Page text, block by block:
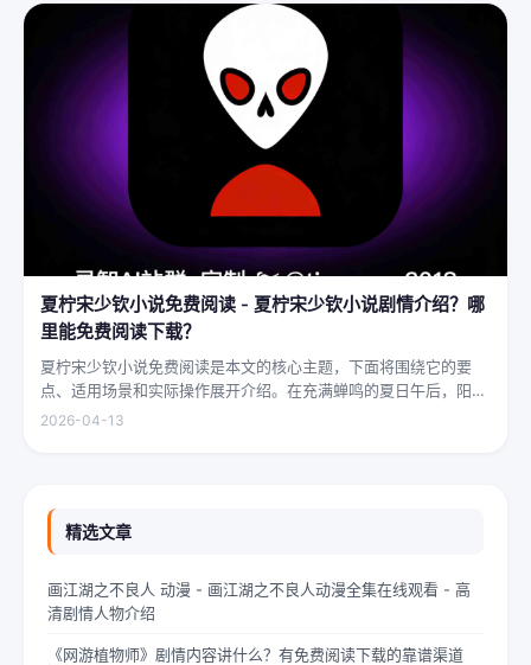
夏柠宋少钦小说免费阅读 - 夏柠宋少钦小说剧情介绍？哪
里能免费阅读下载？
夏柠宋少钦小说免费阅读是本文的核心主题，下面将围绕它的要
点、适用场景和实际操作展开介绍。在充满蝉鸣的夏日午后，阳光
透过梧桐树叶的缝隙，洒在少女夏柠的肩头。她坐在旧书摊旁，手
2026-04-13
精选文章
画江湖之不良人 动漫 - 画江湖之不良人动漫全集在线观看 - 高
清剧情人物介绍
《网游植物师》剧情内容讲什么？有免费阅读下载的靠谱渠道